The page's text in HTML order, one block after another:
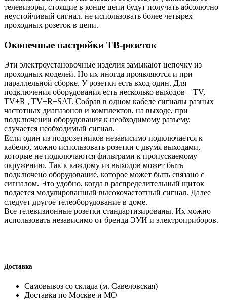
телевизоры, стоящие в конце цепи будут получать абсолютно
неустойчивый сигнал. не использовать более четырех
проходных розеток в цепи.
Оконечные настройки ТВ-розеток
Эти электроустановочные изделия замыкают цепочку из
проходных моделей. Но их иногда проявляются и при
параллельной сборке. У розетки есть вход один. Для
подключения оборудования есть несколько выходов – TV,
TV+R , TV+R+SAT. Собрав в одном кабеле сигналы разных
частотных диапазонов и комплектов, на выходе, при
подключении оборудования к необходимому разъему,
случается необходимый сигнал.
Если один из подрозетников независимо подключается к
кабелю, можно использовать розетки с двумя выходами,
которые не подключаются фильтрами к пропускаемому
окружению. Так к каждому из выходов может быть
подключено оборудование, которое может быть связано с
сигналом. Это удобно, когда в распределительный щиток
подается модулированный высокочастотный сигнал. Далее
следует другое телеоборудование в доме.
Все телевизионные розетки стандартизированы. Их можно
использовать независимо от бренда ЭУИ и электроприборов.
Доставка
Самовывоз со склада (м. Савеловская)
Доставка по Москве и МО